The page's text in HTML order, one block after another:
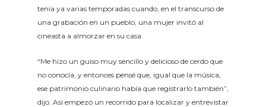
tenía ya varias temporadas cuando, en el transcurso de
una grabación en un pueblo, una mujer invitó al
cineasta a almorzar en su casa.
“Me hizo un guiso muy sencillo y delicioso de cerdo que
no conocía, y entonces pensé que, igual que la música,
ese patrimonio culinario había que registrarlo también”,
dijo. Así empezó un recorrido para localizar y entrevistar